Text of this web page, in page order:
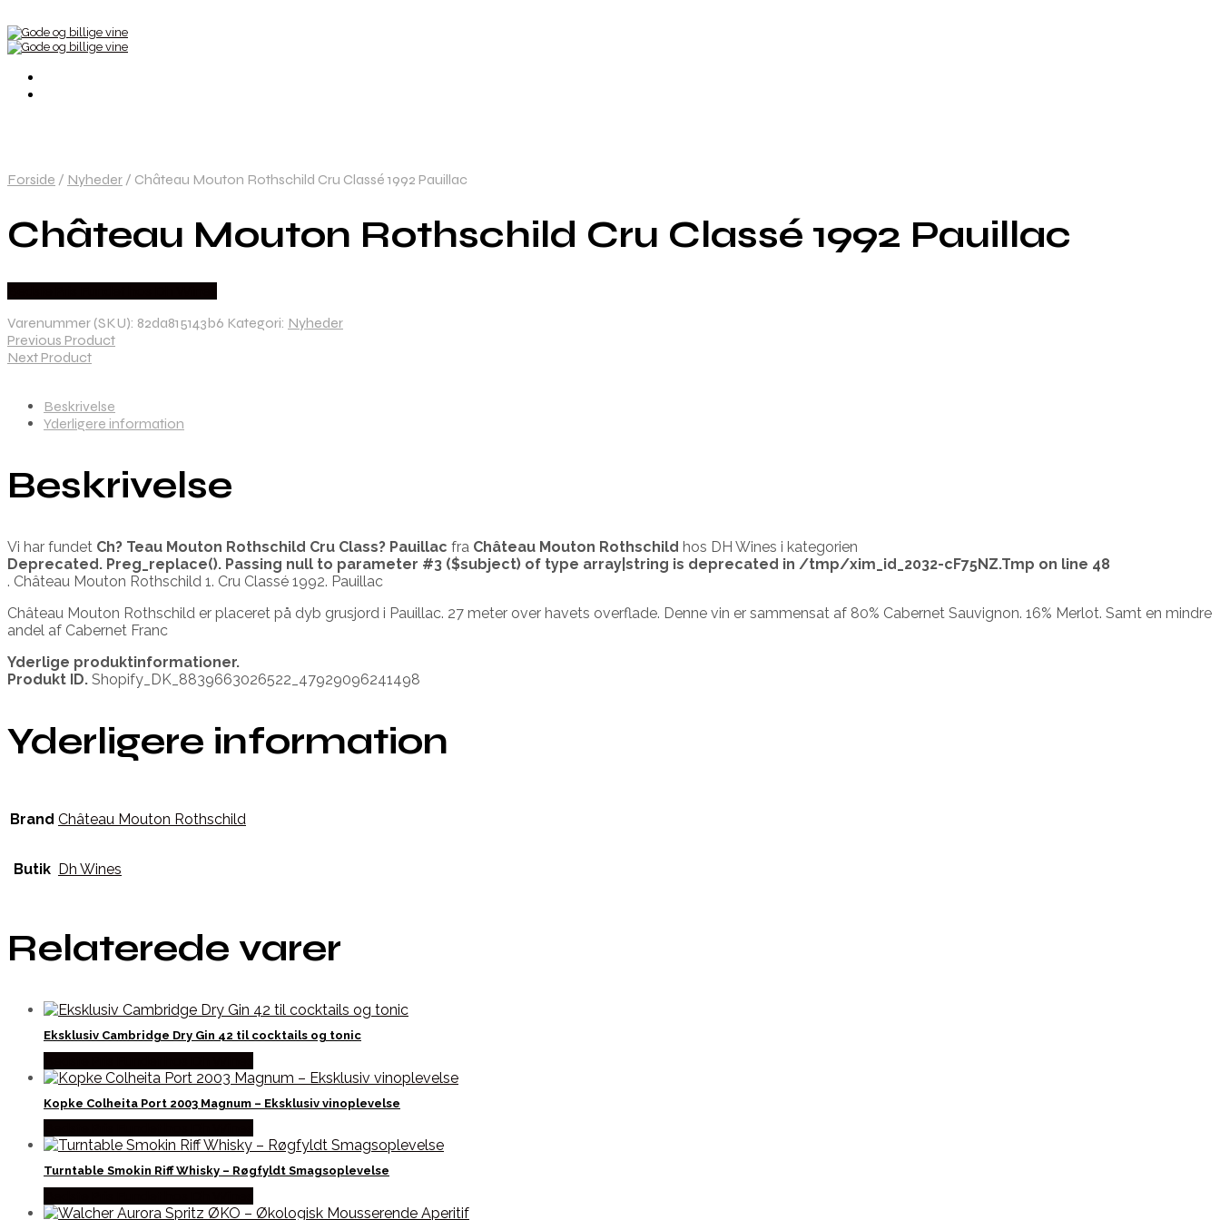
Forside / Nyheder / Château Mouton Rothschild Cru Classé 1992 Pauillac
Château Mouton Rothschild Cru Classé 1992 Pauillac
Varenummer (SKU): 82da815143b6 Kategori: Nyheder
Previous Product
Next Product
Beskrivelse
Yderligere information
Beskrivelse
Vi har fundet Ch? Teau Mouton Rothschild Cru Class? Pauillac fra Château Mouton Rothschild hos DH Wines i kategorien
Deprecated. Preg_replace(). Passing null to parameter #3 ($subject) of type array|string is deprecated in /tmp/xim_id_2032-cF75NZ.Tmp on line 48
. Château Mouton Rothschild 1. Cru Classé 1992. Pauillac
Château Mouton Rothschild er placeret på dyb grusjord i Pauillac. 27 meter over havets overflade. Denne vin er sammensat af 80% Cabernet Sauvignon. 16% Merlot. Samt en mindre
andel af Cabernet Franc
Yderlige produktinformationer.
Produkt ID. Shopify_DK_8839663026522_47929096241498
Yderligere information
Brand Château Mouton Rothschild
Butik Dh Wines
Relaterede varer
Eksklusiv Cambridge Dry Gin 42 til cocktails og tonic
Kopke Colheita Port 2003 Magnum – Eksklusiv vinoplevelse
Turntable Smokin Riff Whisky – Røgfyldt Smagsoplevelse